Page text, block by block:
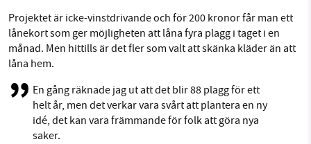
Projektet är icke-vinstdrivande och för 200 kronor får man ett
lånekort som ger möjligheten att låna fyra plagg i taget i en
månad. Men hittills är det fler som valt att skänka kläder än att
låna hem.
En gång räknade jag ut att det blir 88 plagg för ett
helt år, men det verkar vara svårt att plantera en ny
idé, det kan vara främmande för folk att göra nya
saker.